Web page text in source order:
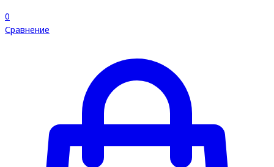
0
Сравнение